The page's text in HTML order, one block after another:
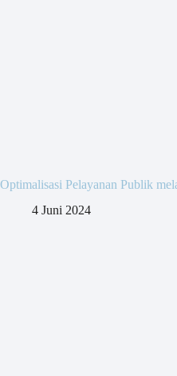
Optimalisasi Pelayanan Publik
4 Juni 2024